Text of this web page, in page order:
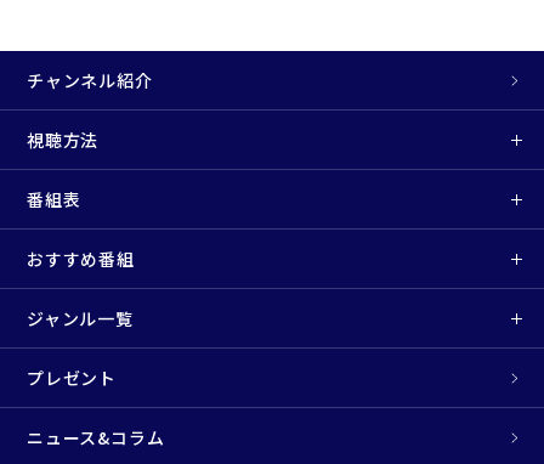
チャンネル紹介
視聴方法
番組表
おすすめ番組
ジャンル一覧
プレゼント
ニュース&コラム